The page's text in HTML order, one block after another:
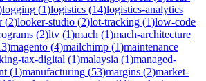
logging (1)logistics (14)logistics-analytics
(2)looker-studio (2)lot-tracking (1)low-code
(2)ltv (1)mach (1)mach-architecture
)magento (4)mailchimp (1)maintenance
tax-digital (1)malaysia (1)managed-
(1)manufacturing (53)margins (2)market-